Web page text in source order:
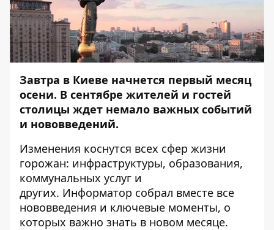
Завтра в Киеве начнется первый месяц
осени. В сентябре жителей и гостей
столицы ждет немало важных событий
и нововведений.
Изменения коснутся всех сфер жизни
горожан: инфраструктуры, образования,
коммунальных услуг и
других. Информатор собрал вместе все
нововведения и ключевые моменты, о
которых важно знать в новом месяце.